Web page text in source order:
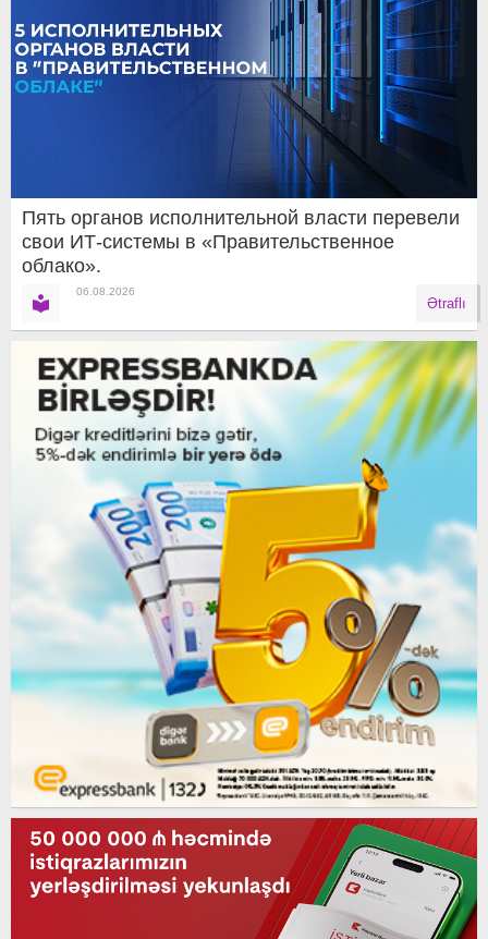
Пять органов исполнительной власти перевели
свои ИТ-системы в «Правительственное
облако».
06.08.2026
Ətraflı